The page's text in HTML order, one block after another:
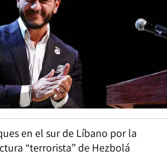
en el sur de Líbano por la
“terrorista” de Hezbolá